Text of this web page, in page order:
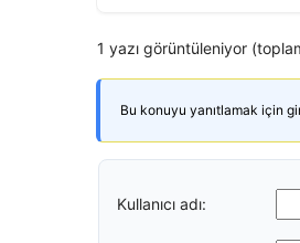
1 yazı görüntüleniyor
Bu konuyu yanıtlamak için
Kullanıcı adı: